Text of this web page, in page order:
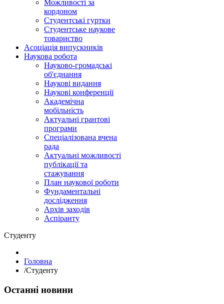
Можливості за
кордоном
Студентські гуртки
Студентське наукове
товариство
Асоціація випускників
Наукова робота
Науково-громадські
об'єднання
Наукові видання
Наукові конференції
Академічна
мобільність
Актуальні грантові
програми
Спеціалізована вчена
рада
Актуальні можливості
публікації та
стажування
План наукової роботи
Фундаментальні
дослідження
Архів заходів
Аспіранту
Студенту
Головна
/Студенту
Останні новини